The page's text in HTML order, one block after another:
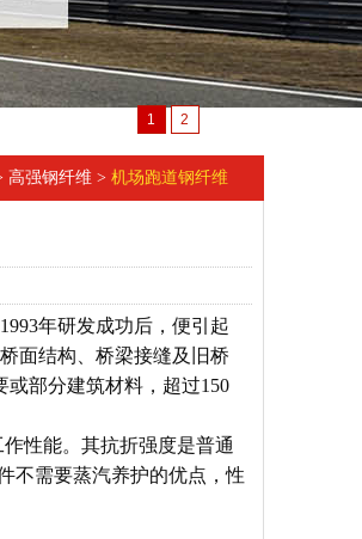
1 2
高强钢纤维 > 机场跑道钢纤维
年研发成功后，便引起
面结构、桥梁接缝及旧桥
或部分建筑材料，超过150
性能。其抗折强度是普通
不需要蒸汽养护的优点，性